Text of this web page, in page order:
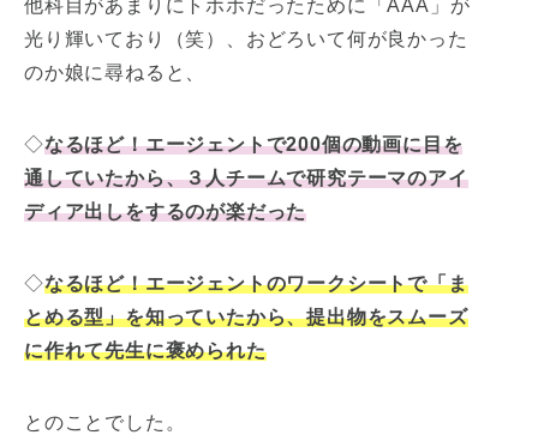
他科目があまりにトホホだったために「AAA」が
光り輝いており（笑）、おどろいて何が良かった
のか娘に尋ねると、
◇なるほど！エージェントで200個の動画に目を
通していたから、３人チームで研究テーマのアイ
ディア出しをするのが楽だった
◇なるほど！エージェントのワークシートで「ま
とめる型」を知っていたから、提出物をスムーズ
に作れて先生に褒められた
とのことでした。